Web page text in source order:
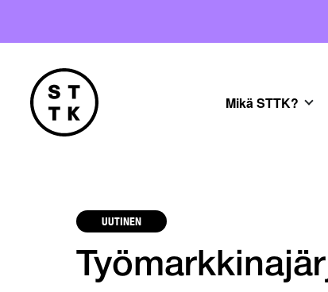
Mikä STTK?
UUTINEN